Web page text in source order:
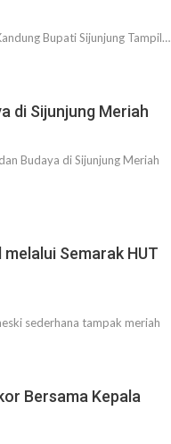
Bupati Sijunjung Tampil…
di Sijunjung Meriah
Budaya di Sijunjung Meriah
melalui Semarak HUT
sederhana tampak meriah
Bersama Kepala